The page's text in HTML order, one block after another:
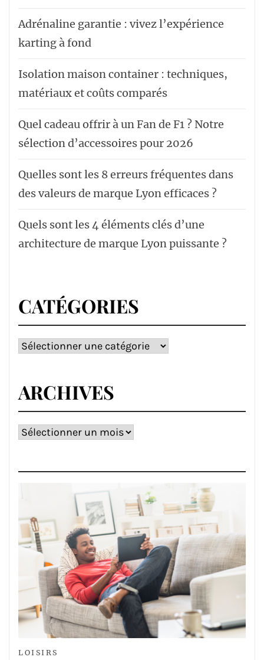
Adrénaline garantie : vivez l’expérience
karting à fond
Isolation maison container : techniques,
matériaux et coûts comparés
Quel cadeau offrir à un Fan de F1 ? Notre
sélection d’accessoires pour 2026
Quelles sont les 8 erreurs fréquentes dans
des valeurs de marque Lyon efficaces ?
Quels sont les 4 éléments clés d’une
architecture de marque Lyon puissante ?
CATÉGORIES
Catégories
ARCHIVES
Archives
LOISIRS